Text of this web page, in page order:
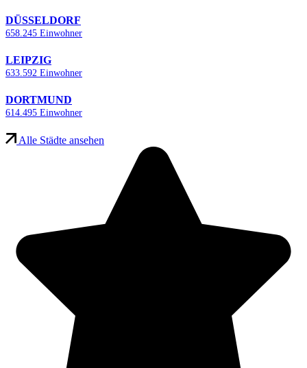
DÜSSELDORF
658.245 Einwohner
LEIPZIG
633.592 Einwohner
DORTMUND
614.495 Einwohner
Alle Städte ansehen